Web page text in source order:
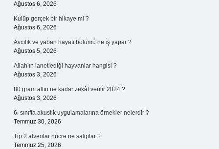
Ağustos 6, 2026
Kulüp gerçek bir hikaye mi ?
Ağustos 6, 2026
Avcılık ve yaban hayatı bölümü ne iş yapar ?
Ağustos 5, 2026
Allah’ın lanetlediği hayvanlar hangisi ?
Ağustos 3, 2026
80 gram altın ne kadar zekât verilir 2024 ?
Ağustos 3, 2026
6. sınıfta akustik uygulamalarına örnekler nelerdir ?
Temmuz 30, 2026
Tip 2 alveolar hücre ne salgılar ?
Temmuz 25, 2026